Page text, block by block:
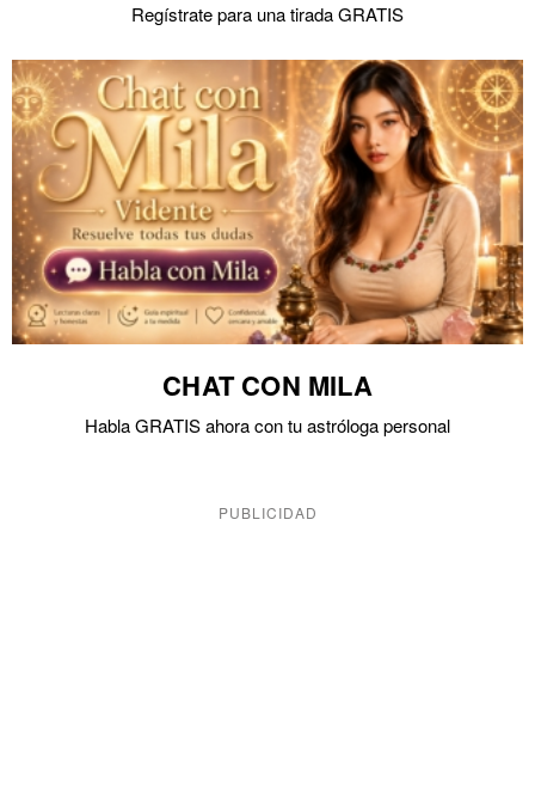
Regístrate para una tirada GRATIS
CHAT CON MILA
Habla GRATIS ahora con tu astróloga personal